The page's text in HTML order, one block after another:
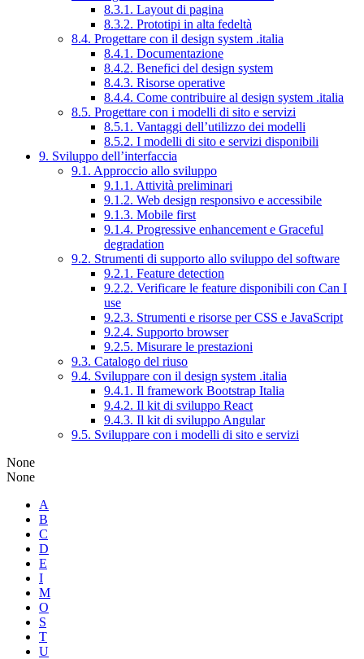
8.3.1. Layout di pagina
8.3.2. Prototipi in alta fedeltà
8.4. Progettare con il design system .italia
8.4.1. Documentazione
8.4.2. Benefici del design system
8.4.3. Risorse operative
8.4.4. Come contribuire al design system .italia
8.5. Progettare con i modelli di sito e servizi
8.5.1. Vantaggi dell’utilizzo dei modelli
8.5.2. I modelli di sito e servizi disponibili
9. Sviluppo dell’interfaccia
9.1. Approccio allo sviluppo
9.1.1. Attività preliminari
9.1.2. Web design responsivo e accessibile
9.1.3. Mobile first
9.1.4. Progressive enhancement e Graceful
degradation
9.2. Strumenti di supporto allo sviluppo del software
9.2.1. Feature detection
9.2.2. Verificare le feature disponibili con Can I
use
9.2.3. Strumenti e risorse per CSS e JavaScript
9.2.4. Supporto browser
9.2.5. Misurare le prestazioni
9.3. Catalogo del riuso
9.4. Sviluppare con il design system .italia
9.4.1. Il framework Bootstrap Italia
9.4.2. Il kit di sviluppo React
9.4.3. Il kit di sviluppo Angular
9.5. Sviluppare con i modelli di sito e servizi
None
None
A
B
C
D
E
I
M
O
S
T
U